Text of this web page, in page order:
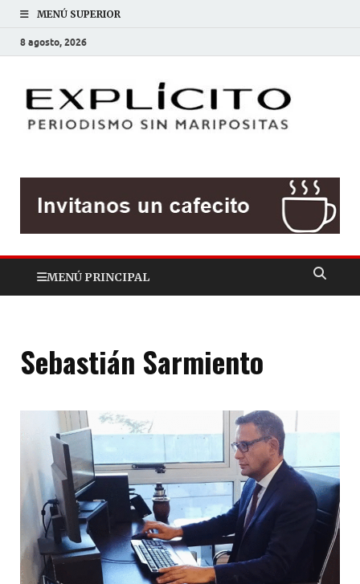
MENÚ SUPERIOR
8 agosto, 2026
MENÚ PRINCIPAL
Sebastián Sarmiento